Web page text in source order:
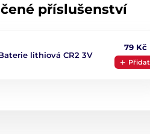
příslušenství
lithiová CR2 3V
79 Kč
Přidat